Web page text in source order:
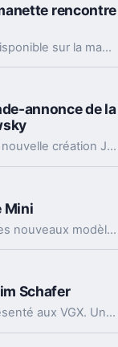
rencontre
PS4 Share, c’est la nouvelle fonctionnalité disponible sur la manette de la console de Sony. Son succès est incroyable.
annonce de la
Les frères Wachowski reviennent avec une nouvelle création Jupiter Ascending. Voici la 1ère bande-annonce.
Mini
Les Jabra Solemate et Solemate Mini sont les nouveaux modèles d'enceintes de Jabra, petites mais puissantes, découvrez notre test.
Schafer
Broken Age, porté par Elijah Wood a été présenté aux VGX. Un petit bijou graphique.